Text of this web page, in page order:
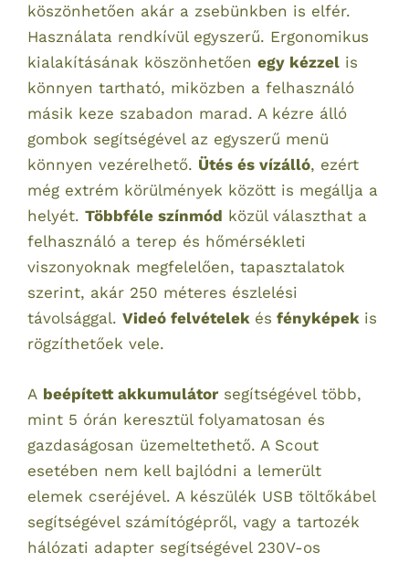
köszönhetően akár a zsebünkben is elfér.
Használata rendkívül egyszerű. Ergonomikus
kialakításának köszönhetően egy kézzel is
könnyen tartható, miközben a felhasználó
másik keze szabadon marad. A kézre álló
gombok segítségével az egyszerű menü
könnyen vezérelhető. Ütés és vízálló, ezért
még extrém körülmények között is megállja a
helyét. Többféle színmód közül választhat a
felhasználó a terep és hőmérsékleti
viszonyoknak megfelelően, tapasztalatok
szerint, akár 250 méteres észlelési
távolsággal. Videó felvételek és fényképek is
rögzíthetőek vele.
A beépített akkumulátor segítségével több,
mint 5 órán keresztül folyamatosan és
gazdaságosan üzemeltethető. A Scout
esetében nem kell bajlódni a lemerült
elemek cseréjével. A készülék USB töltőkábel
segítségével számítógépről, vagy a tartozék
hálózati adapter segítségével 230V-os